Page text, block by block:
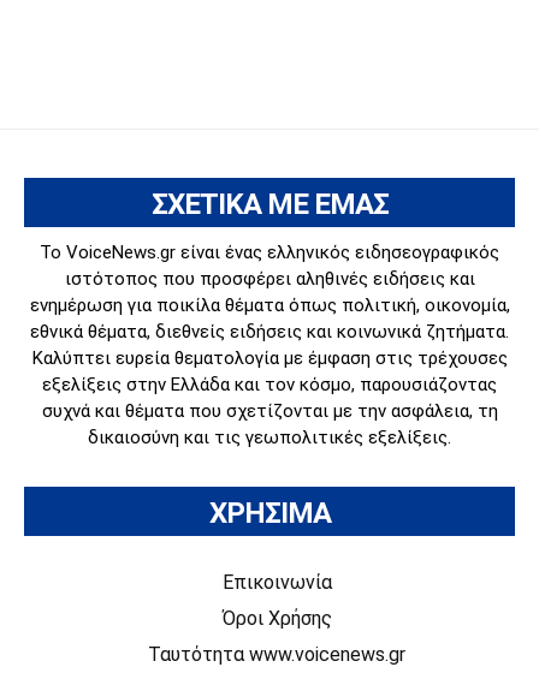
ΣΧΕΤΙΚΑ ΜΕ ΕΜΑΣ
Το VoiceNews.gr είναι ένας ελληνικός ειδησεογραφικός
ιστότοπος που προσφέρει αληθινές ειδήσεις και
ενημέρωση για ποικίλα θέματα όπως πολιτική, οικονομία,
εθνικά θέματα, διεθνείς ειδήσεις και κοινωνικά ζητήματα.
Καλύπτει ευρεία θεματολογία με έμφαση στις τρέχουσες
εξελίξεις στην Ελλάδα και τον κόσμο, παρουσιάζοντας
συχνά και θέματα που σχετίζονται με την ασφάλεια, τη
δικαιοσύνη και τις γεωπολιτικές εξελίξεις.
ΧΡΗΣΙΜΑ
Επικοινωνία
Όροι Χρήσης
Ταυτότητα www.voicenews.gr